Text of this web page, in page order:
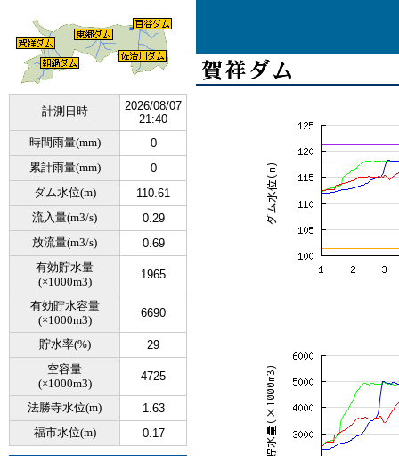
計測日時
2026/08/07
21:40
時間雨量(mm) 0
累計雨量(mm) 0
ダム水位(m) 110.61
流入量(m3/s) 0.29
放流量(m3/s) 0.69
有効貯水量
(×1000m3)
1965
有効貯水容量
(×1000m3)
6690
貯水率(%) 29
空容量
(×1000m3)
4725
法勝寺水位(m) 1.63
福市水位(m) 0.17